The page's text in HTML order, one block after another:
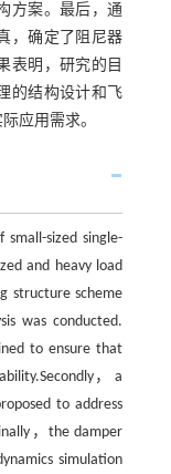
方案。最后，通
，确定了阻尼器
表明，研究的目
的结构设计和飞
应用需求。
sized single-
and heavy load
structure scheme
was conducted.
to ensure that
， a
to address
，the damper
simulation